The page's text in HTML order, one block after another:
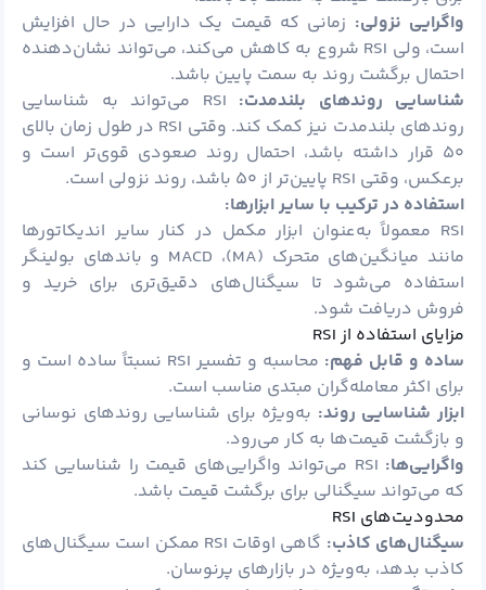
واگرایی نزولی: زمانی که قیمت یک دارایی در حال افزایش
است، ولی RSI شروع به کاهش می‌کند، می‌تواند نشان‌دهنده
احتمال برگشت روند به سمت پایین باشد.
شناسایی روندهای بلندمدت:
RSI می‌تواند به شناسایی
روندهای بلندمدت نیز کمک کند. وقتی RSI در طول زمان بالای
۵۰ قرار داشته باشد، احتمال روند صعودی قوی‌تر است و
برعکس، وقتی RSI پایین‌تر از ۵۰ باشد، روند نزولی است.
استفاده در ترکیب با سایر ابزارها:
RSI معمولاً به‌عنوان ابزار مکمل در کنار سایر اندیکاتورها
مانند میانگین‌های متحرک (MA)، MACD و باندهای بولینگر
استفاده می‌شود تا سیگنال‌های دقیق‌تری برای خرید و
فروش دریافت شود.
مزایای استفاده از RSI
ساده و قابل فهم:
محاسبه و تفسیر RSI نسبتاً ساده است و
برای اکثر معامله‌گران مبتدی مناسب است.
ابزار شناسایی روند: به‌ویژه برای شناسایی روندهای نوسانی
و بازگشت قیمت‌ها به کار می‌رود.
واگرایی‌ها:
RSI می‌تواند واگرایی‌های قیمت را شناسایی کند
که می‌تواند سیگنالی برای برگشت قیمت باشد.
محدودیت‌های RSI
سیگنال‌های کاذب:
گاهی اوقات RSI ممکن است سیگنال‌های
کاذب بدهد، به‌ویژه در بازارهای پرنوسان.